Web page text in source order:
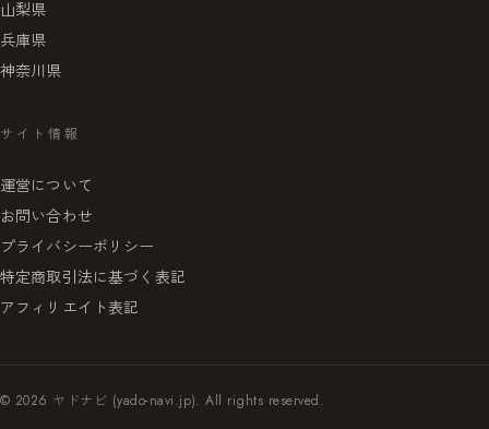
山梨県
兵庫県
神奈川県
サイト情報
運営について
お問い合わせ
プライバシーポリシー
特定商取引法に基づく表記
アフィリエイト表記
© 2026 ヤドナビ (yado-navi.jp). All rights reserved.